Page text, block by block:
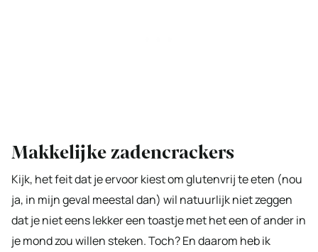
Makkelijke zadencrackers
Kijk, het feit dat je ervoor kiest om glutenvrij te eten (nou
ja, in mijn geval meestal dan) wil natuurlijk niet zeggen
dat je niet eens lekker een toastje met het een of ander in
je mond zou willen steken. Toch? En daarom heb ik